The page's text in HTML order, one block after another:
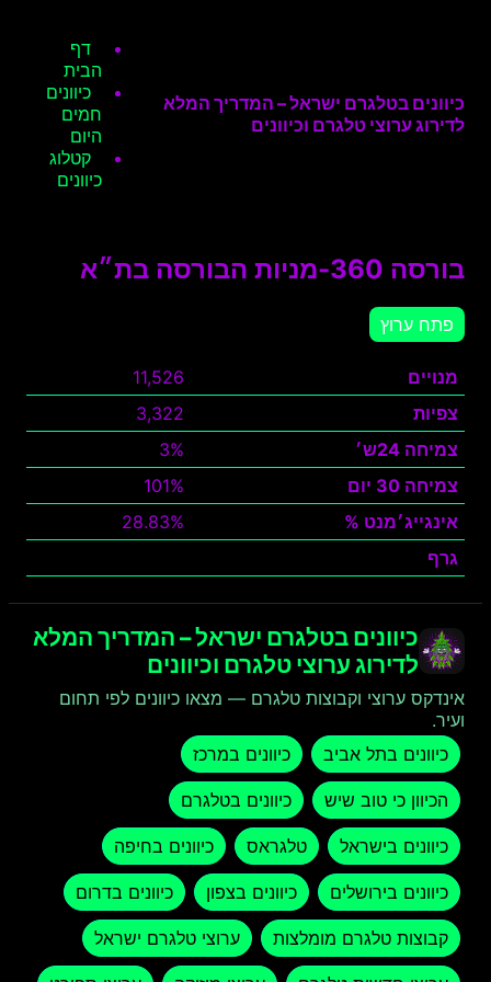
כיוונים בטלגרם ישראל – המדריך המלא
לדירוג ערוצי טלגרם וכיוונים
דף
הבית
כיוונים
חמים
היום
קטלוג
כיוונים
בורסה 360-מניות הבורסה בת״א
פתח ערוץ
מנויים
11,526
צפיות
3,322
צמיחה 24ש׳
3%
צמיחה 30 יום
101%
אינגייג׳מנט %
28.83%
גרף
כיוונים בטלגרם ישראל – המדריך המלא
לדירוג ערוצי טלגרם וכיוונים
אינדקס ערוצי וקבוצות טלגרם — מצאו כיוונים לפי תחום
ועיר.
כיוונים בתל אביב
כיוונים במרכז
הכיוון כי טוב שיש כיוונים בטלגרם
כיוונים בישראל טלגראס כיוונים בחיפה
כיוונים בירושלים כיוונים בצפון כיוונים בדרום
קבוצות טלגרם מומלצות ערוצי טלגרם ישראל